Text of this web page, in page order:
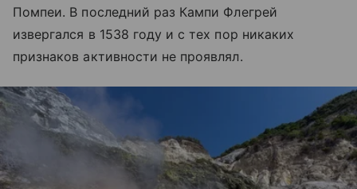
Помпеи. В последний раз Кампи Флегрей
извергался в 1538 году и с тех пор никаких
признаков активности не проявлял.